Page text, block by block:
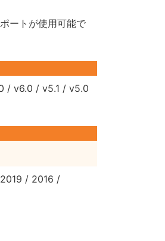
ートが使用可能で
/ v6.0 / v5.1 / v5.0
/ 2016 /